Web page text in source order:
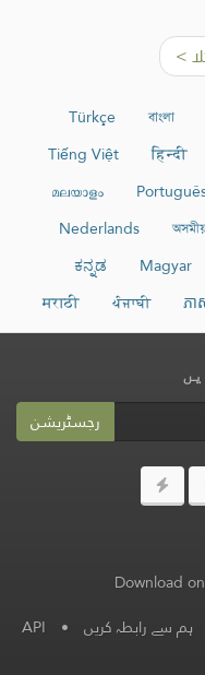
>
বাংলা
Türkçe
हिन्दी
Tiếng Việt
മലയാളം
Nederlands
Magyar
ಕನ್ನಡ
ភា
ਪੰਜਾਬੀ
मराठी
رجسٹریشن
ہم سے رابطہ کریں •
API